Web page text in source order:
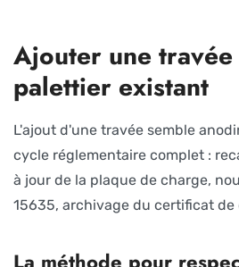
Ajouter une travée
palettier existant
L'ajout d'une travée semble
cycle réglementaire complet :
à jour de la plaque de charge,
15635, archivage du certificat